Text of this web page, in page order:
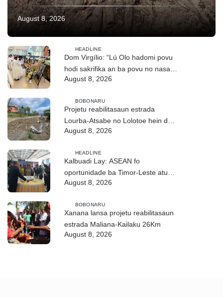
August 8, 2026
HEADLINE
Dom Virgílio: “Lú Olo hadomi povu
hodi sakrifika an ba povu no nasaun
ho fuan”
August 8, 2026
BOBONARU
Projetu reabilitasaun estrada
Lourba-Atsabe no Lolotoe hein de’it
vistu tribunál
August 8, 2026
HEADLINE
Kalbuadi Lay: ASEAN fo
oportunidade ba Timor-Leste atu
aselera transformasaun ekonómika
August 8, 2026
BOBONARU
Xanana lansa projetu reabilitasaun
estrada Maliana-Kailaku 26Km
August 8, 2026